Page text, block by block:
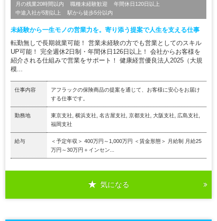
月の残業20時間以内 職種未経験歓迎
年間休日120日以上
中途入社が5割以上
駅から徒歩5分以内
未経験から一生モノの営業力を。寄り添う提案で人生を支える仕事
転勤無しで長期就業可能！ 営業未経験の方でも営業としてのスキル
UP可能！ 完全週休2日制・年間休日126日以上！ 会社からお客様を
紹介される仕組みで営業をサポート！ 健康経営優良法人2025（大規
模...
仕事内容
アフラックの保険商品の提案を通じて、お客様に安心をお届け
する仕事です。
勤務地
東京支社, 横浜支社, 名古屋支社, 京都支社, 大阪支社, 広島支社,
福岡支社
給与
＜予定年収＞ 400万円～1,000万円 ＜賃金形態＞ 月給制 月給25
万円～30万円＋インセン...
気になる